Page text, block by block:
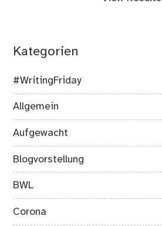
Kategorien
#WritingFriday
Allgemein
Aufgewacht
Blogvorstellung
BWL
Corona